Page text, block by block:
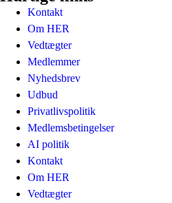
Kontakt
Om HER
Vedtægter
Medlemmer
Nyhedsbrev
Udbud
Privatlivspolitik
Medlemsbetingelser
AI politik
Kontakt
Om HER
Vedtægter